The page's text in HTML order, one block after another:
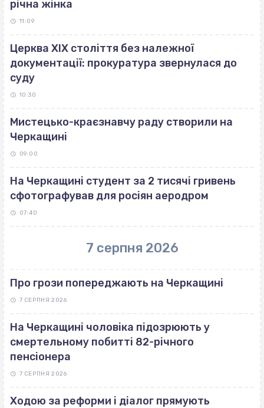
річна жінка
11:09
Церква ХІХ століття без належної
документації: прокуратура звернулася до
суду
10:30
Мистецько-краєзнавчу раду створили на
Черкащині
09:00
На Черкащині студент за 2 тисячі гривень
сфотографував для росіян аеродром
07:40
7 серпня 2026
Про грози попереджають на Черкащині
7 СЕРПНЯ 2026
На Черкащині чоловіка підозрюють у
смертельному побитті 82-річного
пенсіонера
7 СЕРПНЯ 2026
Ходою за реформи і діалог прямують